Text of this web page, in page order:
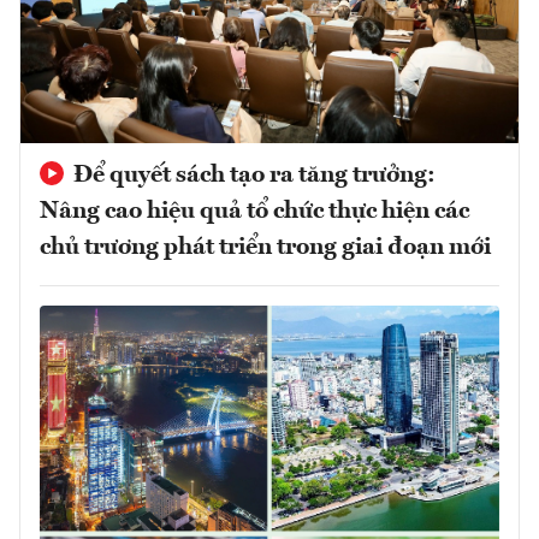
Để quyết sách tạo ra tăng trưởng:
Nâng cao hiệu quả tổ chức thực hiện các
chủ trương phát triển trong giai đoạn mới